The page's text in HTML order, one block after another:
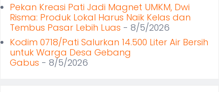
Pekan Kreasi Pati Jadi Magnet UMKM, Dwi
Risma: Produk Lokal Harus Naik Kelas dan
Tembus Pasar Lebih Luas - 8/5/2026
Kodim 0718/Pati Salurkan 14.500 Liter Air Bersih
untuk Warga Desa Gebang
Gabus - 8/5/2026